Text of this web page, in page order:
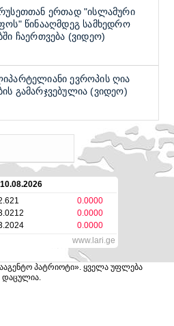
ერთად "ისლამური
წინააღმდეგ სამხედრო
ჩაერთვება (ვიდეო)
ევროპის ღია
გამარჯვებულია (ვიდეო)
10.08.2026
0.0000
0.0000
0.0000
www.lari.ge
პატრიოტი». ყველა უფლება
დაცულია.